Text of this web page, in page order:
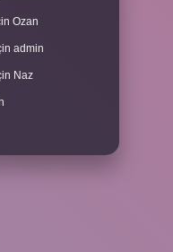
Ozan
admin
Naz